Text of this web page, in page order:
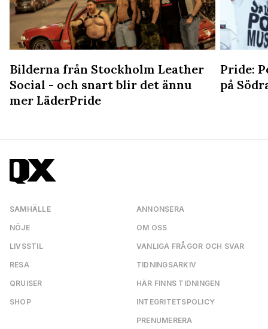
Bilderna från Stockholm Leather
Social - och snart blir det ännu
mer LäderPride
Pride:
på
SAMHÄLLE
NÖJE
LIVSSTIL
RESA
QRUISER
SHOP
ANNONSERA
OM OSS
VANLIGA FRÅGOR OCH SVAR
TIDNINGSARKIV
HÄR FINNS TIDNINGEN
INTEGRITETSPOLICY
PRENUMERERA